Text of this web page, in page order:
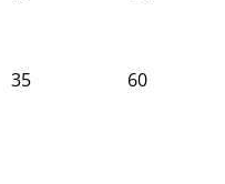
35 60